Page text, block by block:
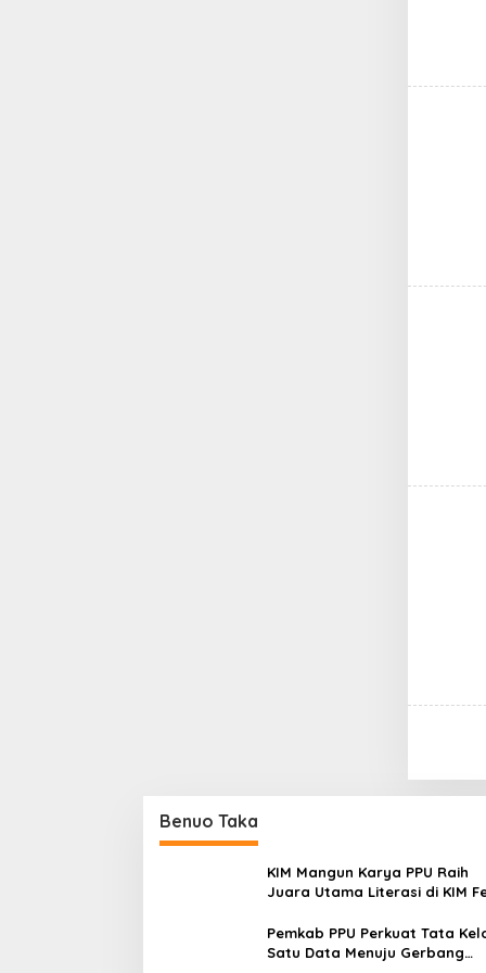
Benuo Taka
KIM Mangun Karya PPU Raih
Juara Utama Literasi di KIM
Panggung Nasional
Pemkab PPU Perkuat Tata
Satu Data Menuju Gerbang